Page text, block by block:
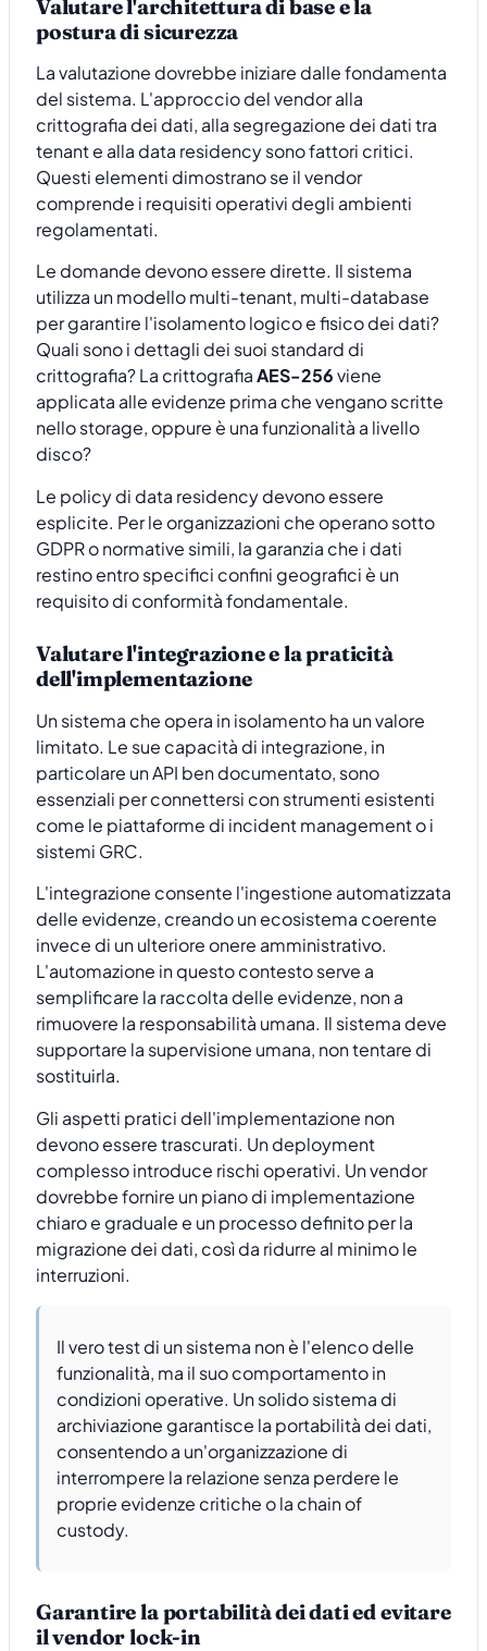
Valutare l'architettura di base e la
postura di sicurezza
La valutazione dovrebbe iniziare dalle fondamenta
del sistema. L'approccio del vendor alla
crittografia dei dati, alla segregazione dei dati tra
tenant e alla data residency sono fattori critici.
Questi elementi dimostrano se il vendor
comprende i requisiti operativi degli ambienti
regolamentati.
Le domande devono essere dirette. Il sistema
utilizza un modello multi-tenant, multi-database
per garantire l'isolamento logico e fisico dei dati?
Quali sono i dettagli dei suoi standard di
crittografia? La crittografiaAES-256viene
applicata alle evidenze prima che vengano scritte
nello storage, oppure è una funzionalità a livello
disco?
Le policy di data residency devono essere
esplicite. Per le organizzazioni che operano sotto
GDPR o normative simili, la garanzia che i dati
restino entro specifici confini geografici è un
requisito di conformità fondamentale.
Valutare l'integrazione e la praticità
dell'implementazione
Un sistema che opera in isolamento ha un valore
limitato. Le sue capacità di integrazione, in
particolare un API ben documentato, sono
essenziali per connettersi con strumenti esistenti
come le piattaforme di incident management o i
sistemi GRC.
L'integrazione consente l'ingestione automatizzata
delle evidenze, creando un ecosistema coerente
invece di un ulteriore onere amministrativo.
L'automazione in questo contesto serve a
semplificare la raccolta delle evidenze, non a
rimuovere la responsabilità umana. Il sistema deve
supportare la supervisione umana, non tentare di
sostituirla.
Gli aspetti pratici dell'implementazione non
devono essere trascurati. Un deployment
complesso introduce rischi operativi. Un vendor
dovrebbe fornire un piano di implementazione
chiaro e graduale e un processo definito per la
migrazione dei dati, così da ridurre al minimo le
interruzioni.
Il vero test di un sistema non è l'elenco delle
funzionalità, ma il suo comportamento in
condizioni operative. Un solido sistema di
archiviazione garantisce la portabilità dei dati,
consentendo a un'organizzazione di
interrompere la relazione senza perdere le
proprie evidenze critiche o la chain of
custody.
Garantire la portabilità dei dati ed evitare
il vendor lock-in